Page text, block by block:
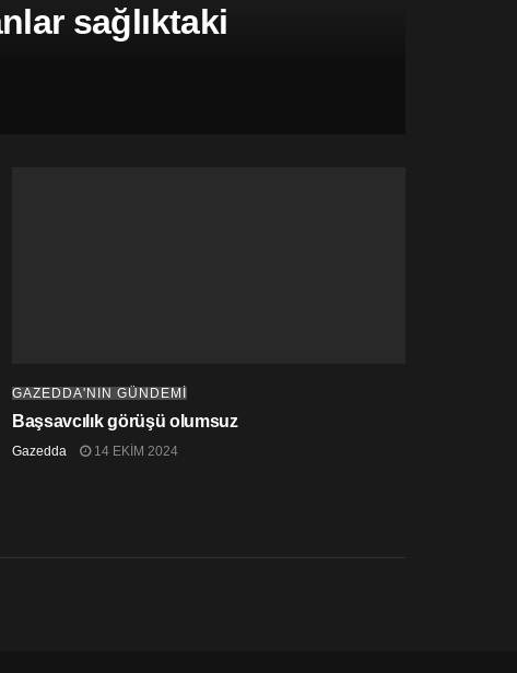
sağlıktaki
GAZEDDA'NIN GÜNDEMİ
Başsavcılık görüşü olumsuz
Gazedda 14 EKIM 2024